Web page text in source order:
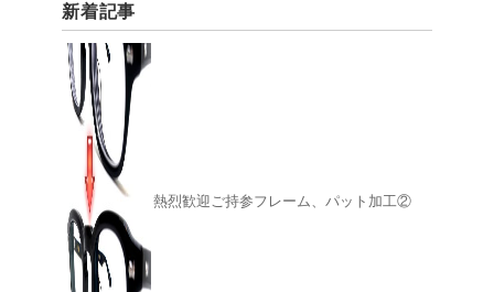
新着記事
熱烈歓迎ご持参フレーム、パット加工②